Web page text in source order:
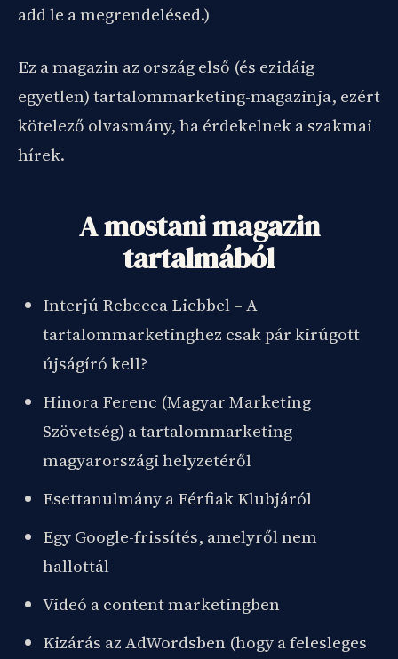
add le a megrendelésed.)
Ez a magazin az ország első (és ezidáig
egyetlen) tartalommarketing-magazinja, ezért
kötelező olvasmány, ha érdekelnek a szakmai
hírek.
A mostani magazin
tartalmából
Interjú Rebecca Liebbel – A
tartalommarketinghez csak pár kirúgott
újságíró kell?
Hinora Ferenc (Magyar Marketing
Szövetség) a tartalommarketing
magyarországi helyzetéről
Esettanulmány a Férfiak Klubjáról
Egy Google-frissítés, amelyről nem
hallottál
Videó a content marketingben
Kizárás az AdWordsben (hogy a felesleges